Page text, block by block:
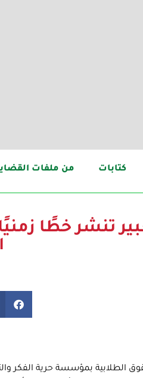
كتابات من ملفات
تنشر خطًا
الطلابية بمؤسسة حرية الفكر